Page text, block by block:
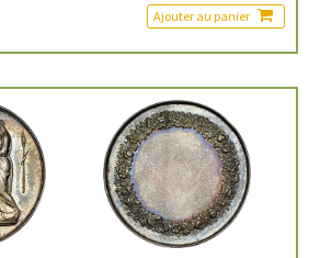
Ajouter au panier